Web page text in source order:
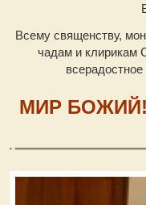
Всему священству,
чадам и клирикам
МИР